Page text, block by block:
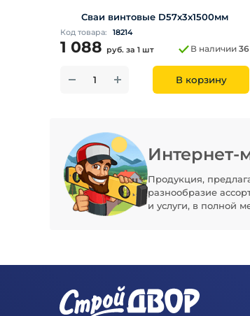
Сваи винтовые D57х3х1500мм
Код товара: 18214
1 088 руб. за 1 шт В наличии 36
В корзину
Интернет-
Продукция,
разнообразие
и услуги, в полной